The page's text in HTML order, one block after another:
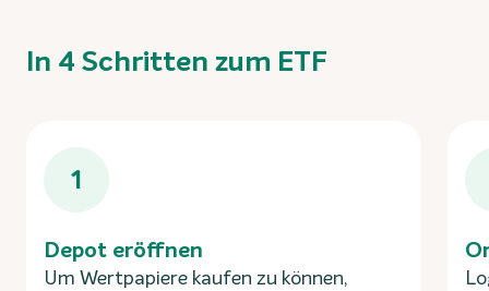
In 4 Schritten zum ETF
1
Depot eröffnen
Um Wertpapiere kaufen zu können,